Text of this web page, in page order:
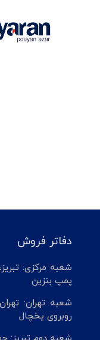
دفاتر فروش
پمپ بنزین
شعبه تهران:
روبروی یخچال